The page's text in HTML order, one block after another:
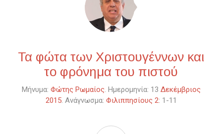
Τα φώτα των Χριστουγέννων και
το φρόνημα του πιστού
Μήνυμα: Φώτης Ρωμαίος. Ημερομηνία: 13 Δεκέμβριος
2015. Ανάγνωσμα: Φιλιππησίους 2: 1-11